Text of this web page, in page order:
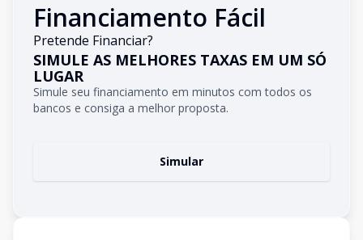
Financiamento Fácil
Pretende Financiar?
SIMULE AS MELHORES TAXAS EM UM SÓ
LUGAR
Simule seu financiamento em minutos com todos os
bancos e consiga a melhor proposta.
Simular